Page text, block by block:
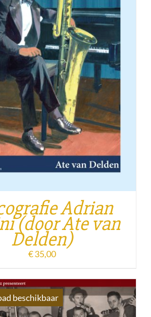
Adrian
(door Ate van
Delden)
€35,00
beschikbaar